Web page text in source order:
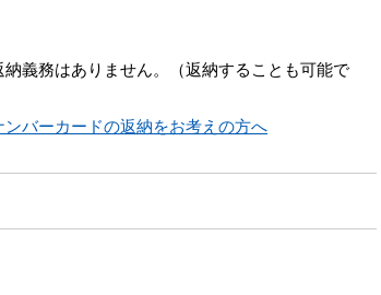
義務はありません。（返納することも可能で
バーカードの返納をお考えの方へ